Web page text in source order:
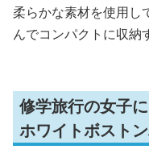
柔らかな素材を使用し
んでコンパクトに収納
修学旅行の女子
ホワイトボスト